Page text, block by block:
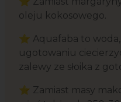
oleju kokosowego.
⭐ Aquafaba to
ugotowaniu
zalewy ze słoika z
⭐ Zamiast masy